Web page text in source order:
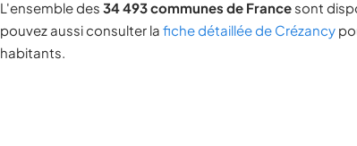
L'ensemble des 34 493 communes de France sont
pouvez aussi consulter la fiche détaillée de Crézancy
habitants.